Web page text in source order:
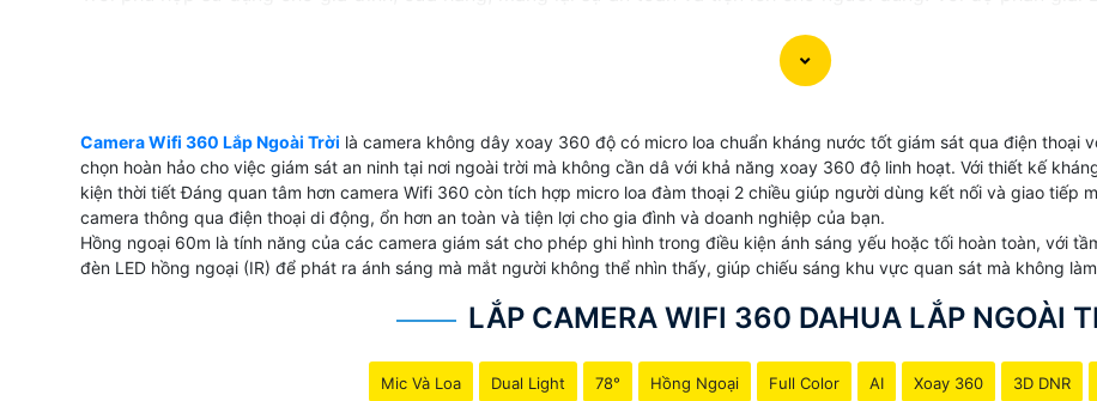
động xung quanh một cách rõ ràng và chính xác.Với ưu điểm vượt trội về khả năng kháng nước và chức năng
sự lựa chọn thông minh, tiết kiệm chi phí và mang lại hiệu quả lớn cho việc bảo vệ gia đình và cửa hàng của bạn.
'
Camera Wifi 360 Lắp Ngoài Trời là camera không dây xoay 360 độ có micro loa chuẩn kháng nước tốt giám sát qua điện thoại
chọn hoàn hảo cho việc giám sát an ninh tại nơi ngoài trời mà không cần dâ với khả năng xoay 360 độ linh hoạt. Với thiết kế
kiện thời tiết Đáng quan tâm hơn camera Wifi 360 còn tích hợp micro loa đàm thoại 2 chiều giúp người dùng kết nối và giao tiếp
camera thông qua điện thoại di động, ổn hơn an toàn và tiện lợi cho gia đình và doanh nghiệp của bạn.
Hồng ngoại 60m là tính năng của các camera giám sát cho phép ghi hình trong điều kiện ánh sáng yếu hoặc tối hoàn toàn, với
đèn LED hồng ngoại (IR) để phát ra ánh sáng mà mắt người không thể nhìn thấy, giúp chiếu sáng khu vực quan sát mà không
LẮP CAMERA WIFI 360 DAHUA LẮP NGOÀI
Mic Và Loa Dual Light 78° Hồng Ngoại Full Color AI Xoay 360 3D DNR